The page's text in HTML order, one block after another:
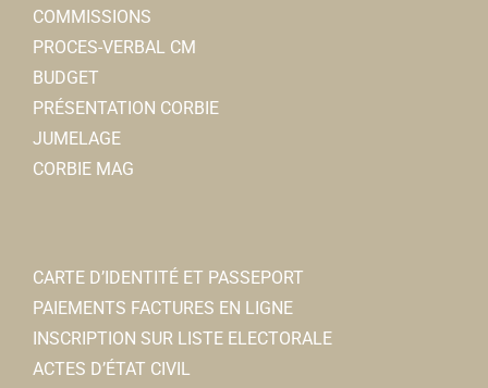
COMMISSIONS
PROCES-VERBAL CM
BUDGET
PRÉSENTATION CORBIE
JUMELAGE
CORBIE MAG
CARTE D’IDENTITÉ ET PASSEPORT
PAIEMENTS FACTURES EN LIGNE
INSCRIPTION SUR LISTE ELECTORALE
ACTES D’ÉTAT CIVIL